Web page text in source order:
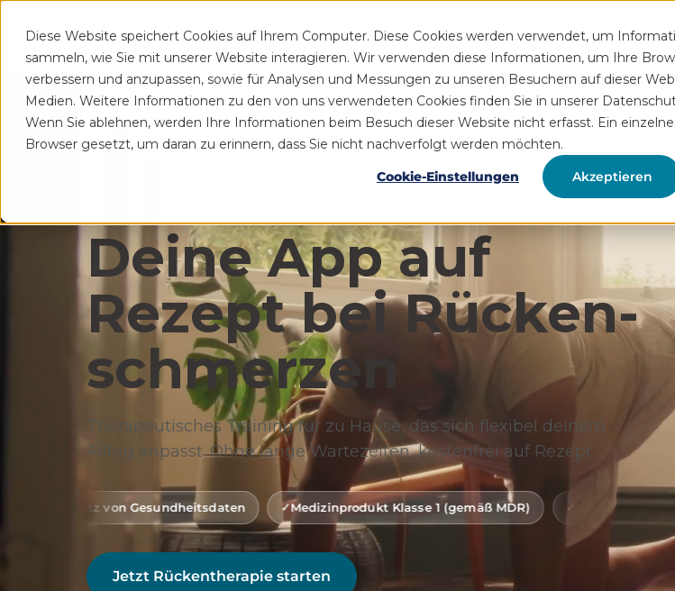
Diese Website speichert Cookies auf Ihrem Computer. Diese Cookies werden verwendet, um
sammeln, wie Sie mit unserer Website interagieren. Wir verwenden diese Informationen, um Ihre
verbessern und anzupassen, sowie für Analysen und Messungen zu unseren Besuchern auf dieser
Medien. Weitere Informationen zu den von uns verwendeten Cookies finden Sie in unserer
Wenn Sie ablehnen, werden Ihre Informationen beim Besuch dieser Website nicht erfasst. Ein
Browser gesetzt, um daran zu erinnern, dass Sie nicht nachverfolgt werden möchten.
Cookie-Einstellungen
Akzeptieren
Patient Praxis Funktionen Rezeptservice
Deine App auf
Rezept bei Rücken­
schmerzen
Therapeutisches Training für zu Hause, das sich flexibel deinem
Alltag anpasst. Ohne lange Wartezeiten, kostenfrei auf Rezept.
Gesundheitsdaten Medizinprodukt Klasse 1 (gemäß MDR) Digitale Gesundheitsanwendung
Jetzt Rückentherapie starten